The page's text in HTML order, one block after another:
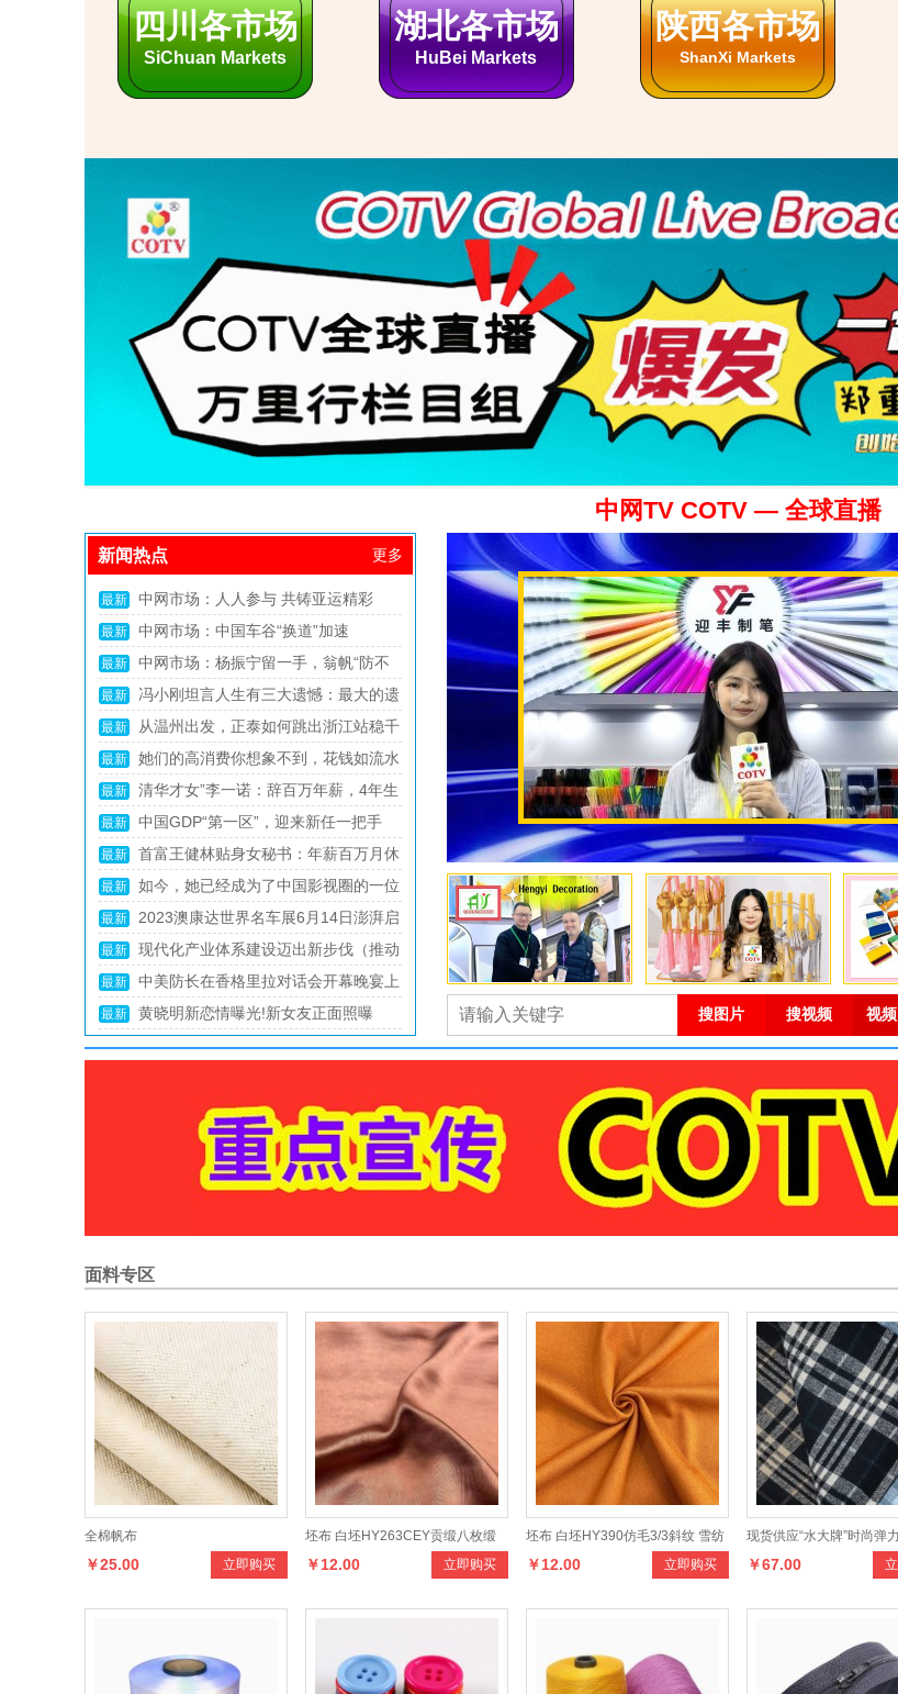
杭州各市场
HangZhou Markets
柯桥轻纺展 海宁家纺展
Haining Home Textile
中网TV COTV — 全球直播
更多
新闻热点
最新
COTV全球直播：安徽怀宁：“小”创新
撬动“大”产业崛起
最新
中共中央、国务院：健全农业转移人口
市民化机制，全面取消在就业地参保户籍限
制
最新
中国饭碗里装了更多中国粮 2024年我
国粮食产量首次突破1.4万亿斤
最新
我使馆提醒：来泰中国公民警惕“高薪
招聘”陷阱
最新
“抢”字头专列开出！正以最快速度将物
资送往灾区
最新
商务部召开“修好三门课 改革当先锋”年
轻干部教育引领工作推进会
最新
总书记的人民情怀｜“抓任何工作，给
群众办任何事情，都要实事求是”
最新
COTV全球直播-女装面料网关于诚邀女
装面料商家，共赴大数据与人工智能之旅
最新
两岸何时会启动协商？民进党当局已经
表态，赖清德或弃卒保车
最新
真让王健林说中了？2024年起，楼市
或将超乎预料，3个原因很真实
最新
宇宙一切已被安排好？爱因斯坦为何信
神学？杨振宁为何信造物者？
最新
《天道》你是什么人，就会走到什么位
置，谁都逃不掉
最新
36氪独家｜大众与地平线合资公司新进
展：调入上百人，CTO黄畅坐镇
最新
中网市场：杭州第19届亚运会 浙江省
杭州市举办的第19届亚洲夏季运动会
面料专区
5
号
金
属
拉
链开尾白金银牙铜拉链
毛
衣
运
动
棉
服
卫
衣
外
套
门
襟
拉链
立即购买 现
货
供
应“
水大牌”时尚弹力色织潮
格
系
列
产
品
，
款
式
多
样
，
手
感柔
和
，
适
合
制
作
男
女
时
新
服
装
立即购买 再
生
棉
纱
棉线涤棉手套纱编织耐用
色
织
手
立即购买 现
货
供
应“
水大牌”TR时尚精灵条系
列
面
料
产
品
，
设
计
新
颖
，
款
式多
样
，
手
感
柔
和
，
适
合
制
作
各
种
男
女
时
新
服
装
立即购买